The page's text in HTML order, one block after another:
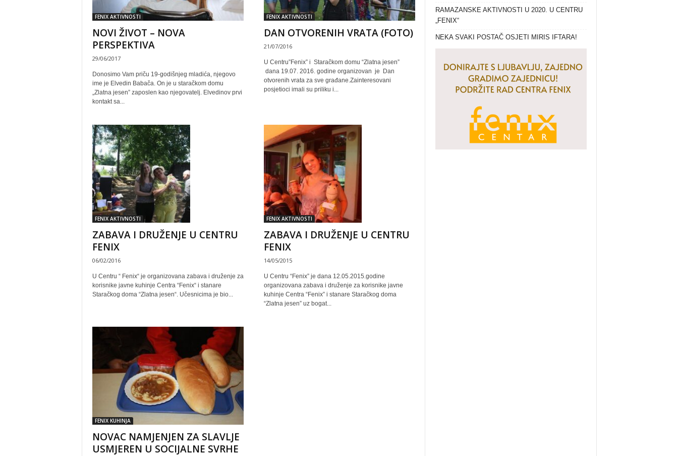
FENIX AKTIVNOSTI
NOVI ŽIVOT – NOVA
PERSPEKTIVA
29/06/2017
Donosimo Vam priču 19-godišnjeg mladića, njegovo
ime je Elvedin Babača. On je u staračkom domu
„Zlatna jesen” zaposlen kao njegovatelj. Elvedinov prvi
kontakt sa...
FENIX AKTIVNOSTI
DAN OTVORENIH VRATA (FOTO)
21/07/2016
U Centru”Fenix” i Staračkom domu “Zlatna jesen”
dana 19.07. 2016. godine organizovan je Dan
otvorenih vrata za sve građane.Zainteresovani
posjetioci imali su priliku i...
FENIX AKTIVNOSTI
ZABAVA I DRUŽENJE U CENTRU
FENIX
06/02/2016
U Centru “ Fenix“ je organizovana zabava i druženje za
korisnike javne kuhinje Centra “Fenix“ i stanare
Staračkog doma “Zlatna jesen“. Učesnicima je bio...
FENIX AKTIVNOSTI
ZABAVA I DRUŽENJE U CENTRU
FENIX
14/05/2015
U Centru “Fenix” je dana 12.05.2015.godine
organizovana zabava i druženje za korisnike javne
kuhinje Centra “Fenix” i stanare Staračkog doma
“Zlatna jesen” uz bogat...
FENIX KUHINJA
NOVAC NAMJENJEN ZA SLAVLJE
USMJEREN U SOCIJALNE SVRHE
RAMAZANSKE AKTIVNOSTI U 2020. U CENTRU
„FENIX“
NEKA SVAKI POSTAČ OSJETI MIRIS IFTARA!